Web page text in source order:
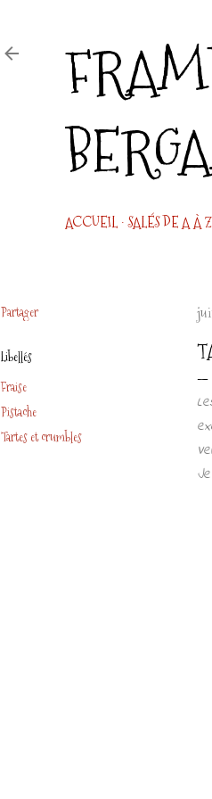
ACCUEIL SALÉS DE A À Z
Partager
Libellés
Fraise
Pistache
Tartes et crumbles